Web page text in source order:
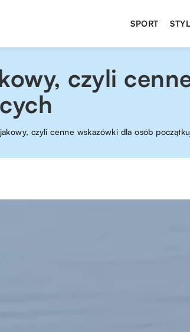
SPORT
czyli
czyli cenne wskazówki dla osób